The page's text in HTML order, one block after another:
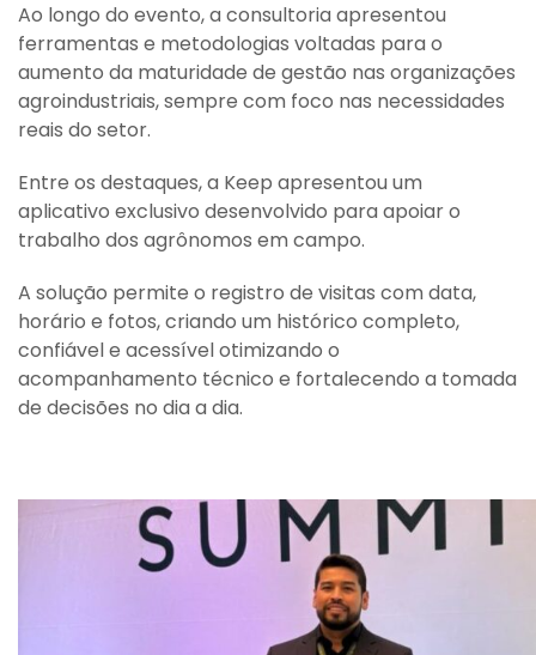
Ao longo do evento, a consultoria apresentou
ferramentas e metodologias voltadas para o
aumento da maturidade de gestão nas organizações
agroindustriais, sempre com foco nas necessidades
reais do setor.
Entre os destaques, a Keep apresentou um
aplicativo exclusivo desenvolvido para apoiar o
trabalho dos agrônomos em campo.
A solução permite o registro de visitas com data,
horário e fotos, criando um histórico completo,
confiável e acessível otimizando o
acompanhamento técnico e fortalecendo a tomada
de decisões no dia a dia.